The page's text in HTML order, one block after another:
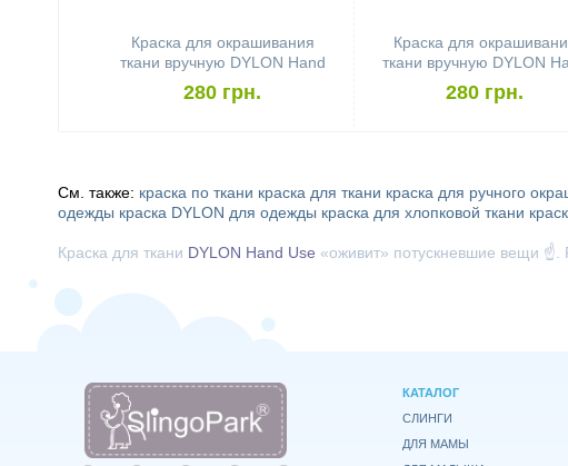
Краска для окрашивания
ткани вручную DYLON Hand
Use Rosewood Red
280 грн.
Краска для
ткани вручную DYLON
Use Smoke Grey
280 грн.
См. также: краска по ткани краска для ткани краска для ручного
одежды краска DYLON для одежды краска для хлопковой ткани
Краска для ткани DYLON Hand Use «оживит» потускневшие вещи ☝️.
КАТАЛОГ
СЛИНГИ
ДЛЯ МАМЫ